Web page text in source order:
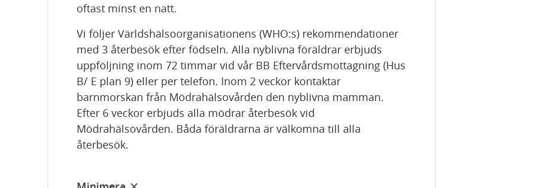
oftast minst en natt.
Vi följer Världshälsoorganisationens (WHO:s) rekommendationer
med 3 återbesök efter födseln. Alla nyblivna föräldrar erbjuds
uppföljning inom 72 timmar vid vår BB Eftervårdsmottagning (Hus
B/ E plan 9) eller per telefon. Inom 2 veckor kontaktar
barnmorskan från Mödrahälsovården den nyblivna mamman.
Efter 6 veckor erbjuds alla mödrar återbesök vid
Mödrahälsovården. Båda föräldrarna är välkomna till alla
återbesök.